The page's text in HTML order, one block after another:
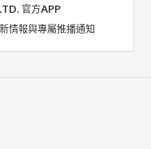
官方APP
情報與專屬推播通知